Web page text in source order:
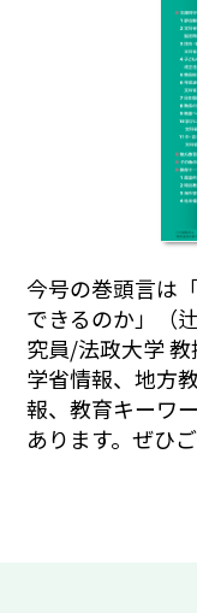
今号の巻頭言は
できるのか」（
究員/法政大学
学省情報、地方
報、教育キーワ
あります。ぜひ